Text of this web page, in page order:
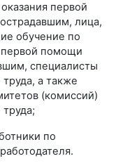
первой
лица,
обучение по
помощи
специалисты
а также
(комиссий)
по